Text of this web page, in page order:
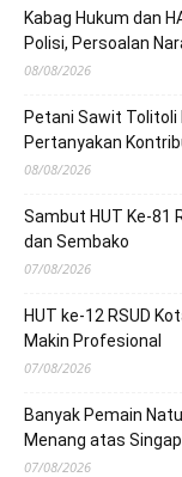
Kabag Hukum dan
Polisi, Persoalan
08/08/2026
Petani Sawit Tolitoli
Pertanyakan
08/08/2026
Sambut HUT Ke-81
dan Sembako
07/08/2026
HUT ke-12 RSUD
Makin Profesional
07/08/2026
Banyak Pemain
Menang atas
07/08/2026